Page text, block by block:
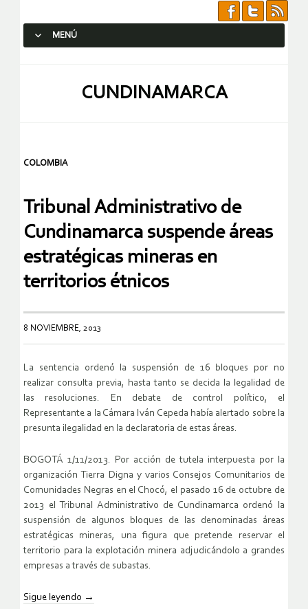
MENÚ
CUNDINAMARCA
COLOMBIA
Tribunal Administrativo de
Cundinamarca suspende áreas
estratégicas mineras en
territorios étnicos
8 NOVIEMBRE, 2013
La sentencia ordenó la suspensión de 16 bloques por no
realizar consulta previa, hasta tanto se decida la legalidad de
las resoluciones. En debate de control político, el
Representante a la Cámara Iván Cepeda había alertado sobre la
presunta ilegalidad en la declaratoria de estas áreas.
BOGOTÁ 1/11/2013. Por acción de tutela interpuesta por la
organización Tierra Digna y varios Consejos Comunitarios de
Comunidades Negras en el Chocó, el pasado 16 de octubre de
2013 el Tribunal Administrativo de Cundinamarca ordenó la
suspensión de algunos bloques de las denominadas áreas
estratégicas mineras, una figura que pretende reservar el
territorio para la explotación minera adjudicándolo a grandes
empresas a través de subastas.
Sigue leyendo →